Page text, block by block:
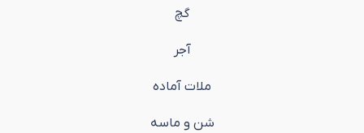
گچ
آجر
ملات آماده
شن و ماسه